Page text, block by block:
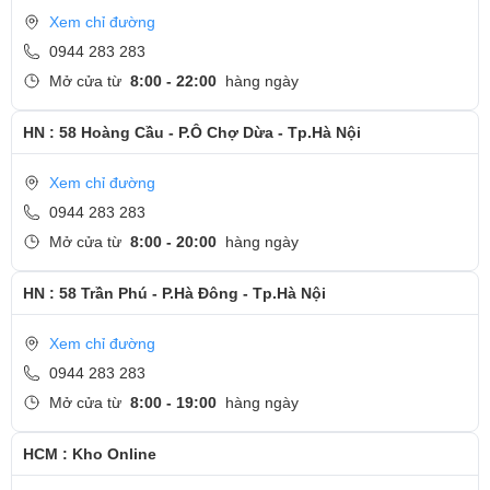
Quy trình thay màn hình Samsung tại Ngọc Nguyễn
Care
Bước 1 : Hệ thống Ngọc Nguyễn Care sẽ nhận máy trực
được tình trạng trước khi tư vấn chi tiết về dịch vụ bạn
Bước 2 : Tháo máy và kiếm tra chi tiết về tình trạng máy.
Bước 3 : Sửa chữa và thay màn hình Samsung nhanh
chóng bằng linh kiện zin chính hãng.
Bước 4 : Lắp lại máy cho khách hàng.
Bước 5 : Kiểm tra máy và bàn giao máy lại cho khách
hàng , dán tem bảo hành.
Cam kết thay màn hình Samsung tại Ngọc Nguyễn
Care
- Thời gian thay: 2 - 3 tiếng
- Thực hiện đúng cam kết những gì cam kết trong thời
Xem chỉ đường
0944 283 283
Mở cửa từ 8:00 - 22:00 hàng ngày
HN : 58 Hoàng Cầu - P.Ô Chợ Dừa - Tp.Hà Nội
Xem chỉ đường
0944 283 283
Mở cửa từ 8:00 - 20:00 hàng ngày
HN : 58 Trần Phú - P.Hà Đông - Tp.Hà Nội
Xem chỉ đường
0944 283 283
Mở cửa từ 8:00 - 19:00 hàng ngày
HCM : Kho Online